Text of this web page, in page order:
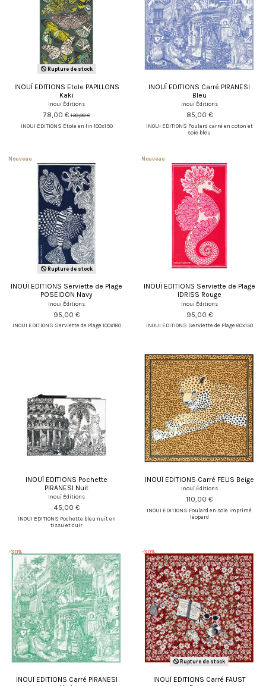
Rupture de stock
INOUÏ EDITIONS Etole PAPILLONS
Kaki
Inouï Éditions
78,00 €130,00 €
INOUI EDITIONS Etole en lin 100x190
INOUÏ EDITIONS Carré PIRANESI
Bleu
Inouï Éditions
85,00 €
INOUI EDITIONS Foulard carré en coton et
soie bleu
Nouveau
Rupture de stock
INOUÏ EDITIONS Serviette de Plage
POSEIDON Navy
Inouï Éditions
95,00 €
INOUI EDITIONS Serviette de Plage 100x180
Nouveau
INOUÏ EDITIONS Serviette de Plage
IDRISS Rouge
Inouï Éditions
95,00 €
INOUI EDITIONS Serviette de Plage 80x150
INOUÏ EDITIONS Pochette
PIRANESI Nuit
Inouï Éditions
45,00 €
INOUI EDITIONS Pochette bleu nuit en
tissu et cuir
INOUÏ EDITIONS Carré FELIS Beige
Inouï Éditions
110,00 €
INOUI EDITIONS Foulard en soie imprimé
léopard
-30%
INOUÏ EDITIONS Carré PIRANESI
-30%
Rupture de stock
INOUÏ EDITIONS Carré FAUST